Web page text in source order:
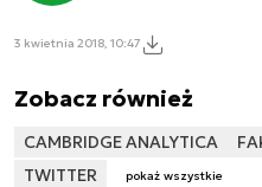
3 kwietnia 2018, 10:47
Zobacz również
CAMBRIDGE ANALYTICA
TWITTER
pokaż wszystkie